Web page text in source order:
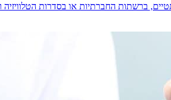
ברשתות החברתיות או בסדרות